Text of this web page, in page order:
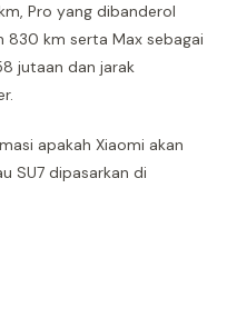
Pro yang dibanderol
830 km serta Max sebagai
jutaan dan jarak
apakah Xiaomi akan
SU7 dipasarkan di